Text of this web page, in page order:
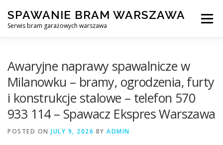
content
SPAWANIE BRAM WARSZAWA
Serwis bram garażowych warszawa
Menu
AWARYJNE OTWIERANIE BRAM BLOG KONTAKT
Awaryjne naprawy spawalnicze w
Milanowku – bramy, ogrodzenia, furty
i konstrukcje stalowe – telefon 570
933 114 – Spawacz Ekspres Warszawa
POSTED ON JULY 9, 2026 BY ADMIN